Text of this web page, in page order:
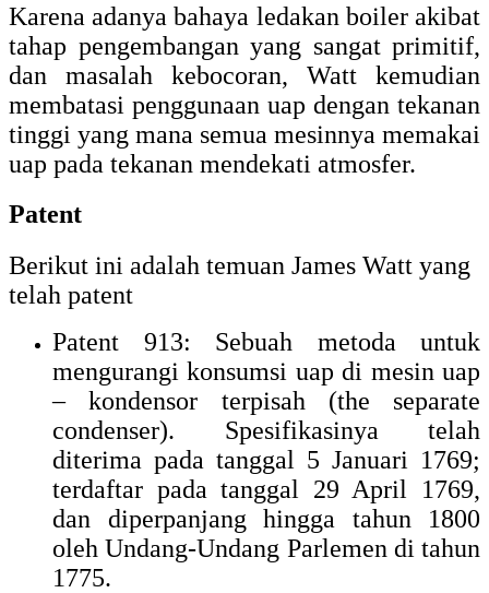
Karena adanya bahaya ledakan boiler akibat
tahap pengembangan yang sangat primitif,
dan masalah kebocoran, Watt kemudian
membatasi penggunaan uap dengan tekanan
tinggi yang mana semua mesinnya memakai
uap pada tekanan mendekati atmosfer.
Patent
Berikut ini adalah temuan James Watt yang
telah patent
Patent 913: Sebuah metoda untuk
mengurangi konsumsi uap di mesin uap
– kondensor terpisah (the separate
condenser). Spesifikasinya telah
diterima pada tanggal 5 Januari 1769;
terdaftar pada tanggal 29 April 1769,
dan diperpanjang hingga tahun 1800
oleh Undang-Undang Parlemen di tahun
1775.